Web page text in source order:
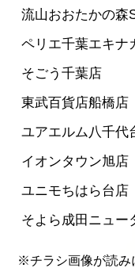
流山おおたかの森
ペリエ千葉エキナ
そごう千葉店
東武百貨店船橋店
ユアエルム八千代
イオンタウン旭店
ユニモちはら台店
そよら成田ニュー
※チラシ画像が読み